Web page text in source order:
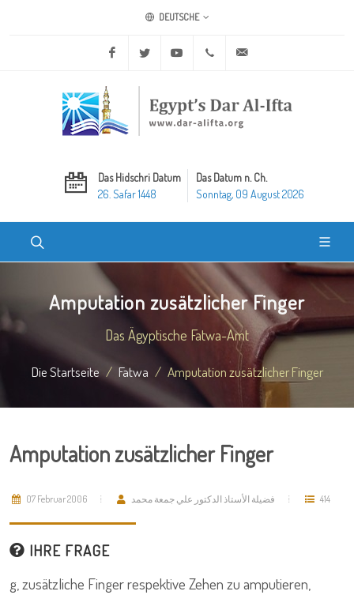
DEUTSCHE
Facebook Twitter Youtube +20 2 25970400
Das Hidschri Datum
26. Safar 1448
Das Datum n. Ch.
Sonntag, 09 August 2026
Amputation zusätzlicher Finger
Das Ägyptische Fatwa-Amt
Die Startseite Fatwa Amputation zusätzlicher Finger
Amputation zusätzlicher Finger
07 Februar 2006 فضيلة الأستاذ الدكتور علي جمعة محمد 414
IHRE FRAGE
g, zusätzliche Finger respektive Zehen zu amputieren,